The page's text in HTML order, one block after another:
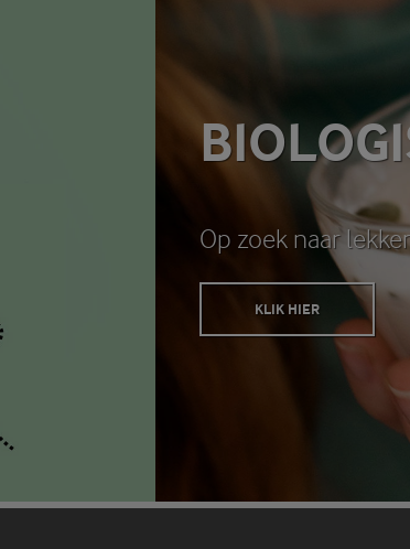
Op zoek naar
KLIK HIER